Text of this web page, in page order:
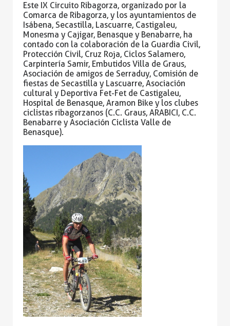
Este IX Circuito Ribagorza, organizado por la
Comarca de Ribagorza, y los ayuntamientos de
Isábena, Secastilla, Lascuarre, Castigaleu,
Monesma y Cajigar, Benasque y Benabarre, ha
contado con la colaboración de la Guardia Civil,
Protección Civil, Cruz Roja, Ciclos Salamero,
Carpintería Samir, Embutidos Villa de Graus,
Asociación de amigos de Serraduy, Comisión de
fiestas de Secastilla y Lascuarre, Asociación
cultural y Deportiva Fet-Fet de Castigaleu,
Hospital de Benasque, Aramon Bike y los clubes
ciclistas ribagorzanos (C.C. Graus, ARABICI, C.C.
Benabarre y Asociación Ciclista Valle de
Benasque).